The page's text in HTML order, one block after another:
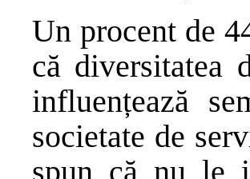
Un procent de
că diversitatea
influențează
societate de
spun că nu le